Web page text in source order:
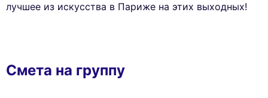
лучшее из искусства в Париже на этих выходных!
Смета на группу